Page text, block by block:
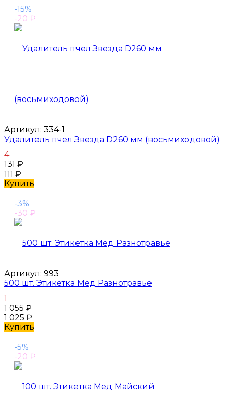
-15%
-20 ₽
Артикул: 334-1
Удалитель пчел Звезда D260 мм (восьмиходовой)
4
131 ₽
111 ₽
Купить
-3%
-30 ₽
Артикул: 993
500 шт. Этикетка Мед Разнотравье
1
1 055 ₽
1 025 ₽
Купить
-5%
-20 ₽